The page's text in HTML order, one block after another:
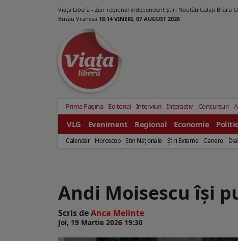
Viața Liberă - Ziar regional independent Știri Noutăți Galaţi Brăila
Buzău Vrancea 18:14 VINERI, 07 AUGUST 2026
Prima Pagina Editorial Interviuri Interactiv Concursuri
VLG Eveniment Regional Economie
Calendar Horoscop Ştiri Naţionale Ştiri Externe Cariere
Andi Moisescu își
Scris deAnca Melinte
Joi, 19 Martie 2026 19:30